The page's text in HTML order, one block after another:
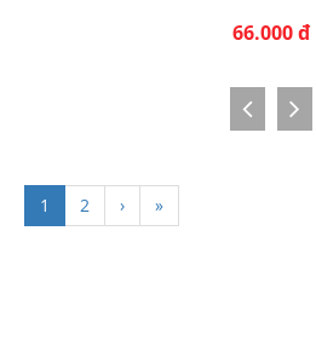
66.000 đ
1 2 › »